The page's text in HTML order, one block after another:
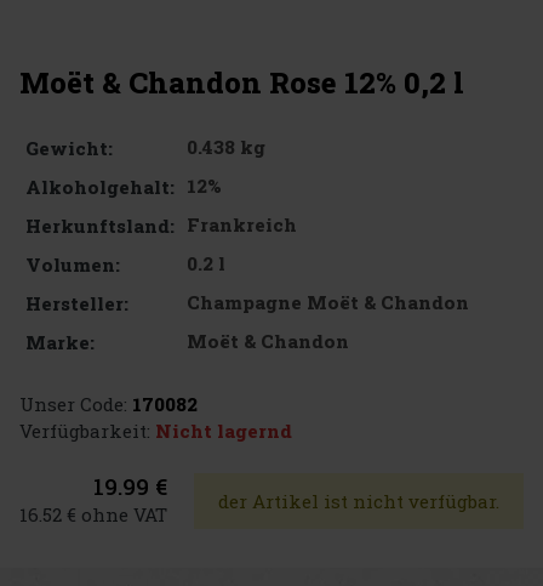
Moët & Chandon Rose 12% 0,2 l
Gewicht:
0.438 kg
Alkoholgehalt: 12%
Herkunftsland: Frankreich
Volumen:
0.2 l
Hersteller:
Champagne Moët & Chandon
Marke:
Moët & Chandon
Unser Code: 170082
Verfügbarkeit: Nicht lagernd
19.99 €
16.52 € ohne VAT
der Artikel ist nicht verfügbar.